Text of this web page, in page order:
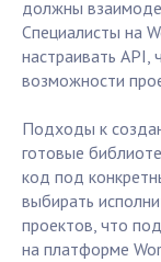
должны
Специалисты на
настраивать API,
возможности
Подходы к
готовые
код под
выбирать
проектов, что
на платформе